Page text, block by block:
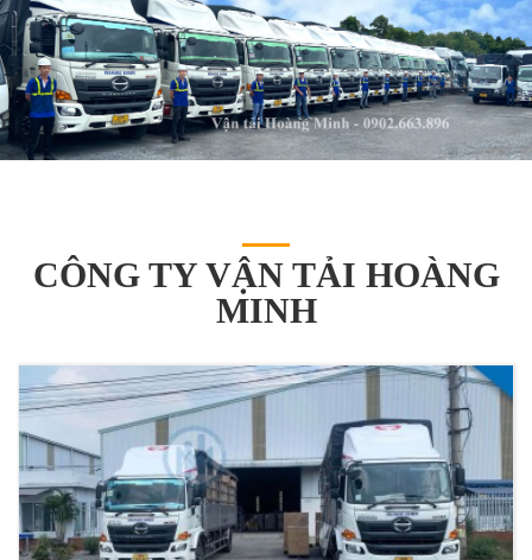
CÔNG TY VẬN TẢI HOÀNG
MINH